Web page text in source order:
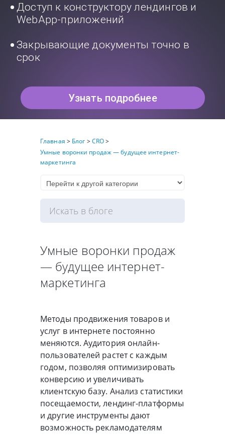
Доступ к конструктору лендингов и
WebApp-приложений
Закрывающие документы точно в
срок
Узнать подробнее
Главная > Блог >CRO>
Умные воронки продаж — будущее интернет-
маркетинга
Умные воронки продаж
— будущее интернет-
маркетинга
Методы продвижения товаров и
услуг в интернете постоянно
меняются. Аудитория онлайн-
пользователей растет с каждым
годом, позволяя оптимизировать
конверсию и увеличивать
клиентскую базу. Анализ статистики
посещаемости, лендинг-платформы
и другие инструменты дают
возможность рекламодателям